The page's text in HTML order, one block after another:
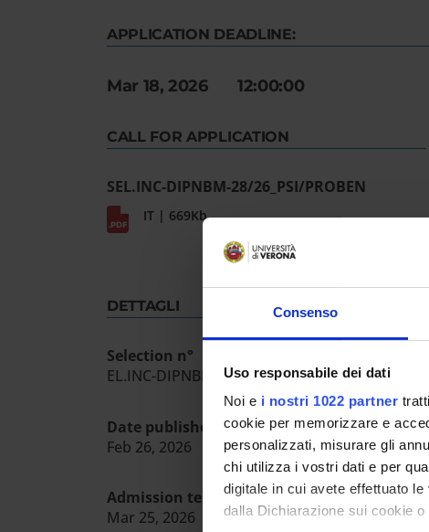
Consenso
Uso responsabile dei dati
Noi e i nostri 1022 partner
cookie per memorizzare e
personalizzati, misurare gli
chi utilizza i vostri dati e per
digitale in cui avete effettuato
dalla Dichiarazione sui cookie
APPLICATION DEADLINE:
Mar 18, 2026 12:00:00
CALL FOR APPLICATION
SEL.INC-DIPNBM-28/26_PSI/PROBEN
IT | 669Kb
DETTAGLI
Selection n°
EL.INC-DIPNBM-28/26_PSI/PROBEN
Date published in the official register
Feb 26, 2026
Admission test date
Mar 25, 2026